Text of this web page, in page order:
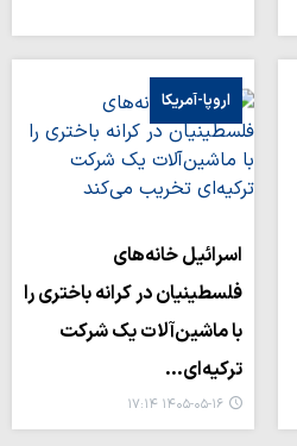
اروپا-آمریکا
اسرائیل خانه‌های
فلسطینیان در کرانه باختری را
با ماشین‌آلات یک شرکت
ترکیه‌ای…
۱۴۰۵-۰۵-۱۶ ۱۷:۱۴